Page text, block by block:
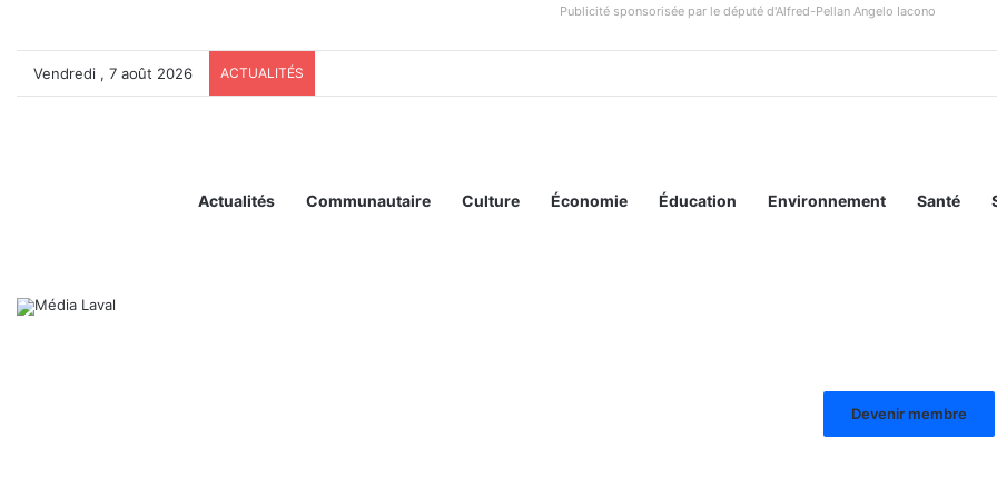
Publicité sponsorisée par le député d'Alfred-Pellan Angelo Iacono
Vendredi , 7 août 2026 ACTUALITÉS
Actualités Communautaire Culture Économie Éducation Environnement Santé
Devenir membre